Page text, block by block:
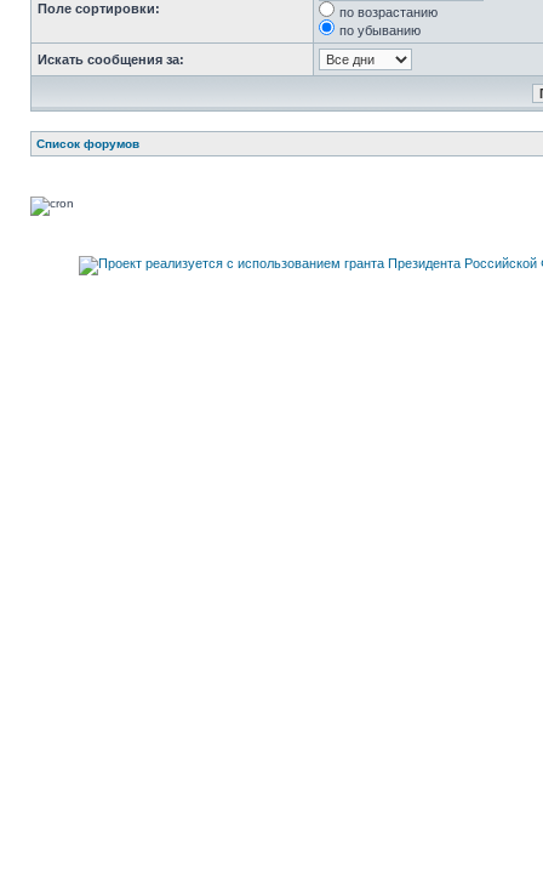
Поле сортировки:
по возрастанию
по убыванию
Искать сообщения за:
Список форумов